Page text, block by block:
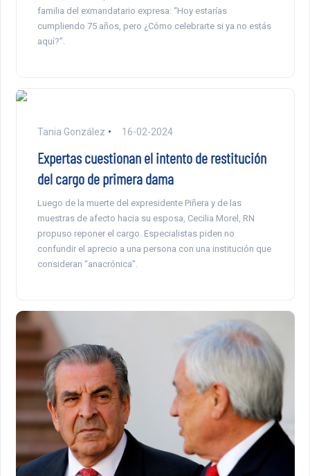
familia del exmandatario expresa: “Hoy estarías
cumpliendo 75 años, pero ¿Cómo celebrarte si ya no estás
aquí?”.
Tania González 16-02-2024
Expertas cuestionan el intento de restitución
del cargo de primera dama
Luego de la muerte del expresidente Piñera y de las
muestras de afecto hacia su esposa, Cecilia Morel, RN
propuso reponer el cargo. Especialistas piden no
confundir el aprecio a una persona con una institución que
consideran “anacrónica”.